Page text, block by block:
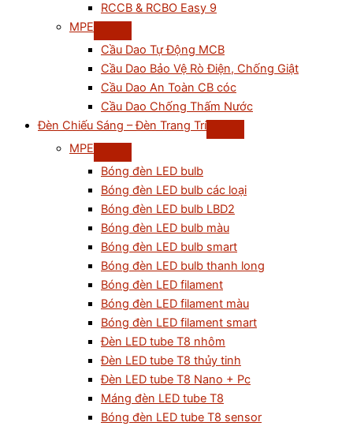
RCCB & RCBO Easy 9
MPE
Cầu Dao Tự Động MCB
Cầu Dao Bảo Vệ Rò Điện, Chống Giật
Cầu Dao An Toàn CB cóc
Cầu Dao Chống Thấm Nước
Đèn Chiếu Sáng – Đèn Trang Trí
MPE
Bóng đèn LED bulb
Bóng đèn LED bulb các loại
Bóng đèn LED bulb LBD2
Bóng đèn LED bulb màu
Bóng đèn LED bulb smart
Bóng đèn LED bulb thanh long
Bóng đèn LED filament
Bóng đèn LED filament màu
Bóng đèn LED filament smart
Đèn LED tube T8 nhôm
Đèn LED tube T8 thủy tinh
Đèn LED tube T8 Nano + Pc
Máng đèn LED tube T8
Bóng đèn LED tube T8 sensor